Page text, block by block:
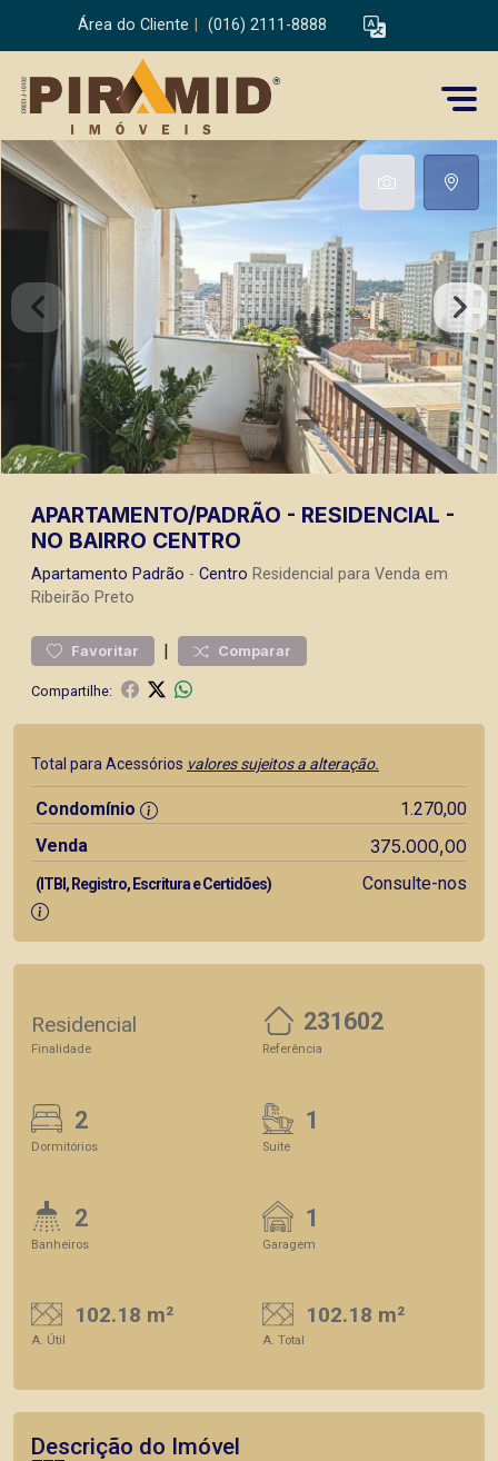
Área do Cliente (016) 2111-8888
APARTAMENTO/PADRÃO - RESIDENCIAL -
NO BAIRRO CENTRO
Apartamento Padrão - Centro Residencial para Venda em
Ribeirão Preto
Favoritar | Comparar
Compartilhe:
Total para Acessórios valores sujeitos a alteração.
Condomínio
1.270,00
Venda
375.000,00
(ITBI, Registro, Escritura e Certidões) Consulte-nos
Residencial
Finalidade
231602
Referência
2
Dormitórios
1
Suite
2
Banheiros
1
Garagem
102.18 m²
A. Útil
102.18 m²
A. Total
Descrição do Imóvel